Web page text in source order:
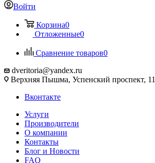
Войти
Корзина0
Отложенные0
Сравнение товаров0
dveritoria@yandex.ru
Верхняя Пышма, Успенский проспект,
Вконтакте
Услуги
Производители
О компании
Контакты
Блог и Новости
FAQ